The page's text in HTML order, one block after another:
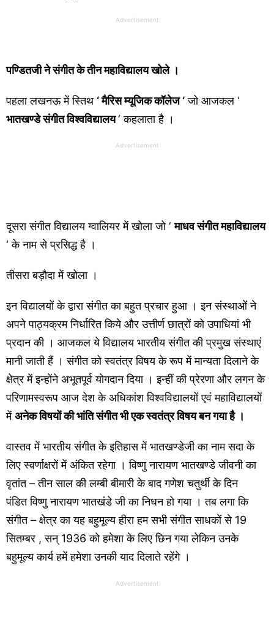
Advertisement
पण्डितजी ने संगीत के तीन महाविद्यालय खोले ।
पहला लखनऊ में स्तिथ ‘ मैरिस म्यूजिक कॉलेज ‘जो आजकल ‘
भातखण्डे संगीत विश्वविद्यालय‘ कहलाता है ।
Advertisement
दूसरा संगीत विद्यालय ग्वालियर में खोला जो ‘माधव संगीत महाविद्यालय
‘ के नाम से प्रसिद्ध है ।
तीसरा बड़ौदा में खोला ।
इन विद्यालयों के द्वारा संगीत का बहुत प्रचार हुआ । इन संस्थाओं ने
अपने पाठ्यक्रम निर्धारित किये और उत्तीर्ण छात्रों को उपाधियां भी
प्रदान की । आजकल ये विद्यालय भारतीय संगीत की प्रमुख संस्थाएं
मानी जाती हैं । संगीत को स्वतंत्र विषय के रूप में मान्यता दिलाने के
क्षेत्र में इन्होंने अभूतपूर्व योगदान दिया । इन्हीं की प्रेरणा और लगन के
परिणामस्वरूप आज देश के अधिकांश विश्वविद्यालयों एवं महाविद्यालयों
मेंअनेक विषयों की भांति संगीत भी एक स्वतंत्र विषय बन गया है ।
वास्तव में भारतीय संगीत के इतिहास में भातखण्डेजी का नाम सदा के
लिए स्वर्णाक्षरों में अंकित रहेगा । विष्णु नारायण भातखण्डे जीवनी का
वृतांत – तीन साल की लम्बी बीमारी के बाद गणेश चतुर्थी के दिन
पंडित विष्णु नारायण भातखंडे जी का निधन हो गया । तब लगा कि
संगीत – क्षेत्र का यह बहुमूल्य हीरा हम सभी संगीत साधकों से 19
सितम्बर , सन् 1936 को हमेशा के लिए छिन गया लेकिन उनके
बहुमूल्य कार्य हमें हमेशा उनकी याद दिलाते रहेंगे ।
Advertisement